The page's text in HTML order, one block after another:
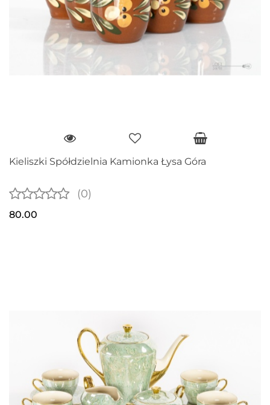
Kieliszki Spółdzielnia Kamionka Łysa Góra
(0)
80.00